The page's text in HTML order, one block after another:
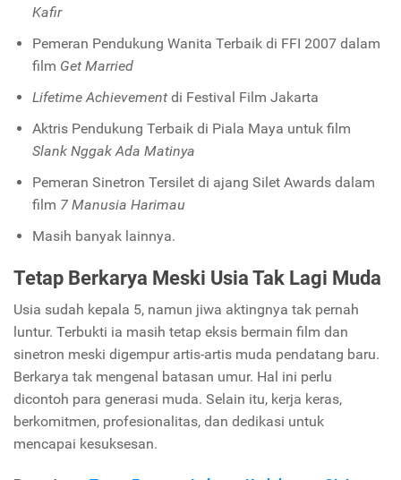
Kafir
Pemeran Pendukung Wanita Terbaik di FFI 2007 dalam
film Get Married
Lifetime Achievement di Festival Film Jakarta
Aktris Pendukung Terbaik di Piala Maya untuk film
Slank Nggak Ada Matinya
Pemeran Sinetron Tersilet di ajang Silet Awards dalam
film 7 Manusia Harimau
Masih banyak lainnya.
Tetap Berkarya Meski Usia Tak Lagi Muda
Usia sudah kepala 5, namun jiwa aktingnya tak pernah
luntur. Terbukti ia masih tetap eksis bermain film dan
sinetron meski digempur artis-artis muda pendatang baru.
Berkarya tak mengenal batasan umur. Hal ini perlu
dicontoh para generasi muda. Selain itu, kerja keras,
berkomitmen, profesionalitas, dan dedikasi untuk
mencapai kesuksesan.